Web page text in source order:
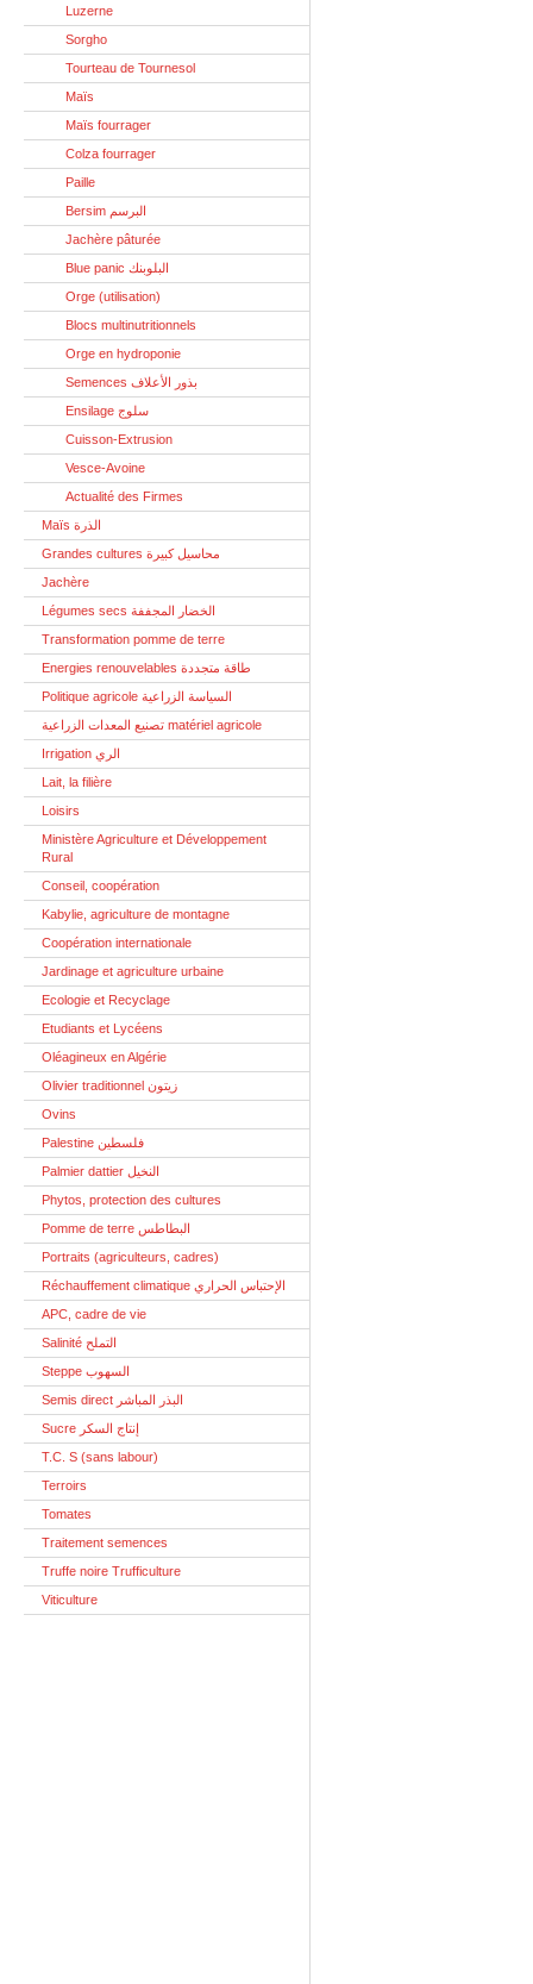
Luzerne
Sorgho
Tourteau de Tournesol
Maïs
Maïs fourrager
Colza fourrager
Paille
Bersim البرسم
Jachère pâturée
Blue panic البلوبنك
Orge (utilisation)
Blocs multinutritionnels
Orge en hydroponie
Semences بذور الأعلاف
Ensilage سلوج
Cuisson-Extrusion
Vesce-Avoine
Actualité des Firmes
Maïs الذرة
Grandes cultures محاسيل كبيرة
Jachère
Légumes secs الخضار المجففة
Transformation pomme de terre
Energies renouvelables طاقة متجددة
Politique agricole السياسة الزراعية
تصنيع المعدات الزراعية matériel agricole
Irrigation الري
Lait, la filière
Loisirs
Ministère Agriculture et Développement
Rural
Conseil, coopération
Kabylie, agriculture de montagne
Coopération internationale
Jardinage et agriculture urbaine
Ecologie et Recyclage
Etudiants et Lycéens
Oléagineux en Algérie
Olivier traditionnel زيتون
Ovins
Palestine فلسطين
Palmier dattier النخيل
Phytos, protection des cultures
Pomme de terre البطاطس
Portraits (agriculteurs, cadres)
Réchauffement climatique الإحتباس الحراري
APC, cadre de vie
Salinité التملح
Steppe السهوب
Semis direct البذر المباشر
Sucre إنتاج السكر
T.C. S (sans labour)
Terroirs
Tomates
Traitement semences
Truffe noire Trufficulture
Viticulture